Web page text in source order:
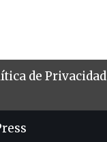
de Privacidad